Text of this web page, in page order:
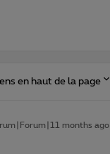
en haut de la page
months ago